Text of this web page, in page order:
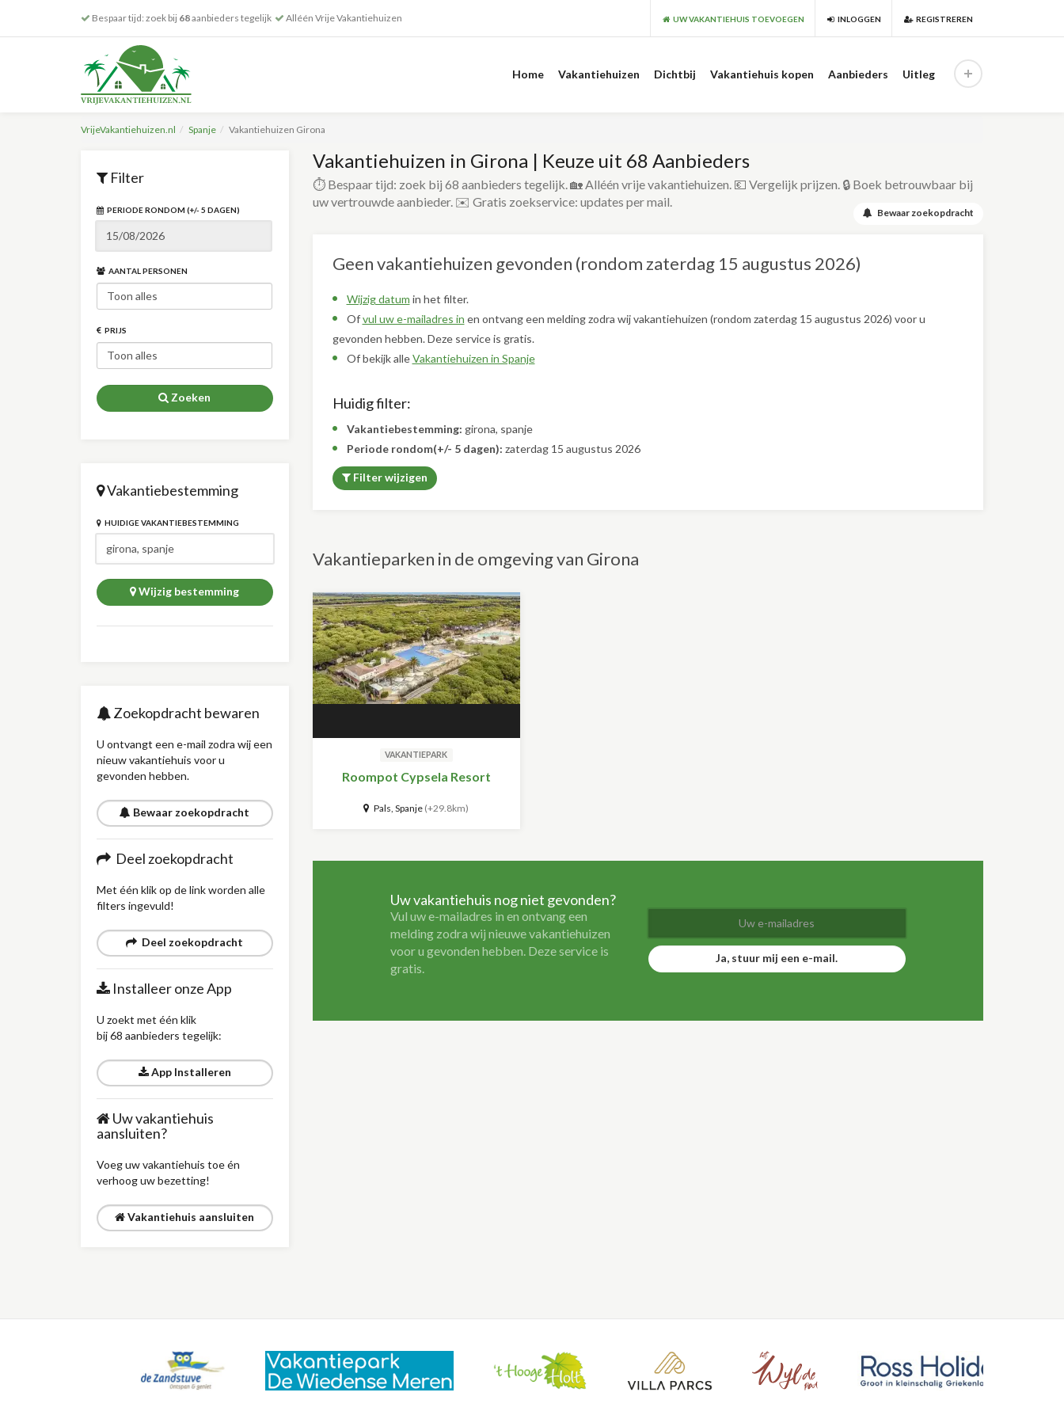
Bespaar tijd: zoek bij 68aanbieders tegelijk Alléén Vrije Vakantiehuizen UW VAKANTIEHUIS TOEVOEGEN INLOGGEN REGISTREREN
Home Vakantiehuizen Dichtbij Vakantiehuis kopen Aanbieders Uitleg
VrijeVakantiehuizen.nl Spanje Vakantiehuizen Girona
Filter
PERIODE RONDOM (+/- 5 DAGEN)
AANTAL PERSONEN
PRIJS
Zoeken
Vakantiebestemming
HUIDIGE VAKANTIEBESTEMMING
Wijzig bestemming
Zoekopdracht bewaren
U ontvangt een e-mail zodra wij een
nieuw vakantiehuis voor u
gevonden hebben.
Bewaar zoekopdracht
Deel zoekopdracht
Met één klik op de link worden alle
filters ingevuld!
Deel zoekopdracht
Installeer onze App
U zoekt met één klik
bij 68 aanbieders tegelijk:
App Installeren
Uw vakantiehuis
aansluiten?
Voeg uw vakantiehuis toe én
verhoog uw bezetting!
Vakantiehuis aansluiten
Bewaar zoekopdracht
Vakantiehuizen in Girona | Keuze uit 68 Aanbieders
⏱️ Bespaar tijd: zoek bij 68 aanbieders tegelijk. 🏡 Alléén vrije vakantiehuizen. 💶 Vergelijk prijzen. 🔒 Boek betrouwbaar bij
uw vertrouwde aanbieder. ✉️ Gratis zoekservice: updates per mail.
Geen vakantiehuizen gevonden (rondom zaterdag 15 augustus 2026)
Wijzig datum in het filter.
Ofvul uw e-mailadres in en ontvang een melding zodra wij vakantiehuizen (rondom zaterdag 15 augustus 2026) voor u
gevonden hebben. Deze service is gratis.
Of bekijk alleVakantiehuizen in Spanje
Huidig filter:
Vakantiebestemming: girona, spanje
Periode rondom(+/- 5 dagen): zaterdag 15 augustus 2026
Filter wijzigen
Vakantieparken in de omgeving van Girona
VAKANTIEPARK
Roompot Cypsela Resort
Pals, Spanje (+29.8km)
Uw vakantiehuis nog niet gevonden?
Vul uw e-mailadres in en ontvang een
melding zodra wij nieuwe vakantiehuizen
voor u gevonden hebben. Deze service is
gratis.
Ja, stuur mij een e-mail.